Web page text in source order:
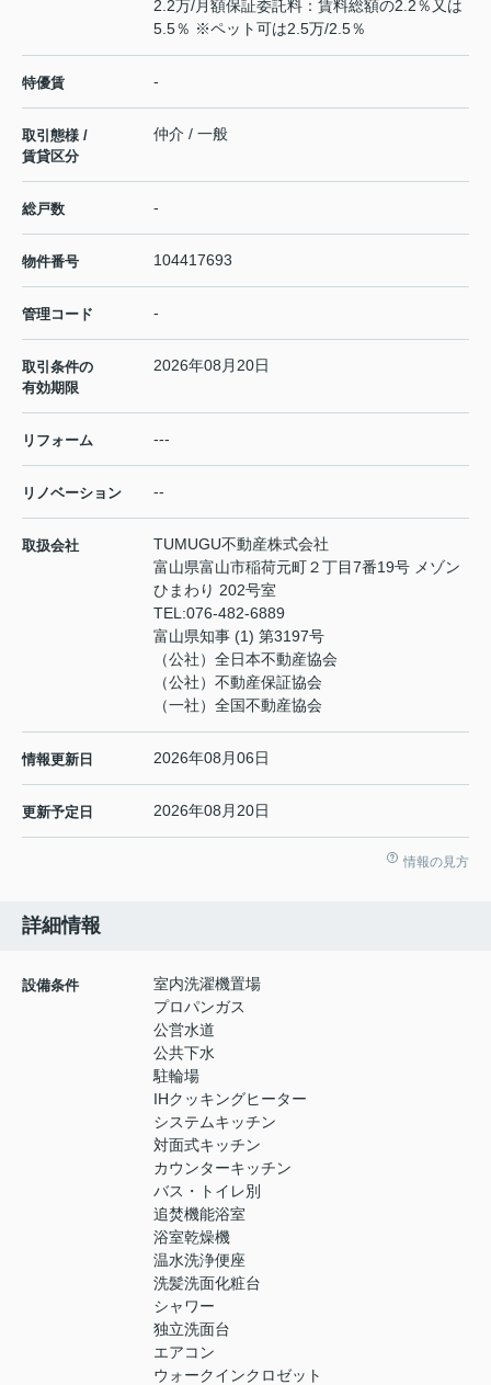
2.2万/月額保証委託料：賃料総額の2.2％又は
5.5％ ※ペット可は2.5万/2.5％
特優賃 -
取引態様 /
賃貸区分
仲介 / 一般
総戸数 -
物件番号 104417693
管理コード -
取引条件の
有効期限
2026年08月20日
リフォーム ---
リノベーション --
取扱会社
TUMUGU不動産株式会社
富山県富山市稲荷元町２丁目7番19号 メゾン
ひまわり 202号室
TEL:076-482-6889
富山県知事 (1) 第3197号
（公社）全日本不動産協会
（公社）不動産保証協会
（一社）全国不動産協会
情報更新日 2026年08月06日
更新予定日 2026年08月20日
情報の見方
詳細情報
設備条件
室内洗濯機置場
プロパンガス
公営水道
公共下水
駐輪場
IHクッキングヒーター
システムキッチン
対面式キッチン
カウンターキッチン
バス・トイレ別
追焚機能浴室
浴室乾燥機
温水洗浄便座
洗髪洗面化粧台
シャワー
独立洗面台
エアコン
ウォークインクロゼット